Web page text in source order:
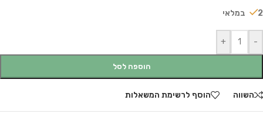
2 במלאי
-
+
הוספה לסל
השווה הוסף לרשימת המשאלות